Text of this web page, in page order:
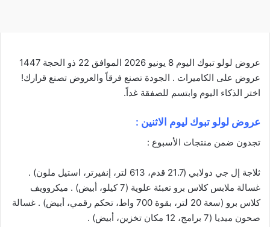
عروض لولو تبوك اليوم 8 يونيو 2026 الموافق 22 ذو الحجة 1447
عروض على الكاميرات . الجودة تصنع فرقاً والعروض تصنع قرارك!
اختر الذكاء اليوم وابتسم للصفقة غداً.
عروض لولو تبوك ليوم الاثنين :
تجدون ضمن منتجات الأسبوع :
ثلاجة إل جي دولابي (21.7 قدم، 613 لتر، إنفيرتر، استيل ملون) .
غسالة ملابس كلاس برو تعبئة علوية (7 كيلو، أبيض) . ميكروويف
كلاس برو (سعة 20 لتر، بقوة 700 واط، تحكم رقمي، أبيض) . غسالة
صحون ميديا (7 برامج، 12 مكان تخزين، أبيض) .